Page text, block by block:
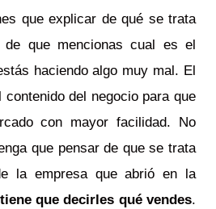
que explicar de qué se trata
de que mencionas cual es el
haciendo algo muy mal. El
del negocio para que
con mayor facilidad. No
que pensar de que se trata
la empresa que abrió en la
que decirles qué vendes.